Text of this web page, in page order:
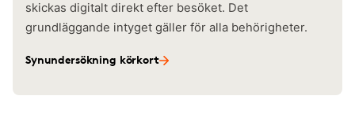
skickas digitalt direkt efter besöket. Det
grundläggande intyget gäller för alla behörigheter.
Synundersökning körkort